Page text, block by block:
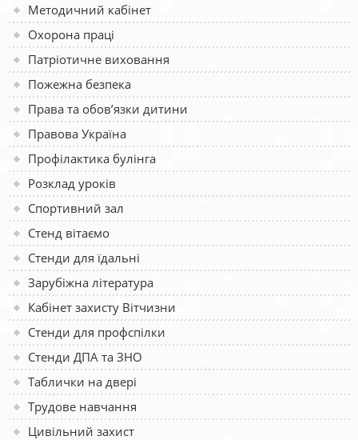
Методичний кабінет
Охорона праці
Патріотичне виховання
Пожежна безпека
Права та обов’язки дитини
Правова Україна
Профілактика булінга
Розклад уроків
Спортивний зал
Стенд вітаємо
Стенди для їдальні
Зарубіжна література
Кабінет захисту Вітчизни
Стенди для профспілки
Стенди ДПА та ЗНО
Таблички на двері
Трудове навчання
Цивільний захист